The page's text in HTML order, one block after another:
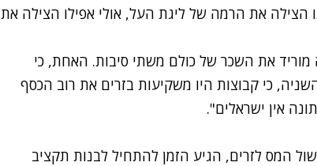
הצילה את הרמה של ליגת העל, אולי אפילו הצילה את
מוריד את השכר של כולם משתי סיבות. האחת, כי
כי קבוצות היו משקיעות בזרים את רוב הכסף
אין ישראלים".
המס לזרים, הגיע הזמן להתחיל לבנות תקציב